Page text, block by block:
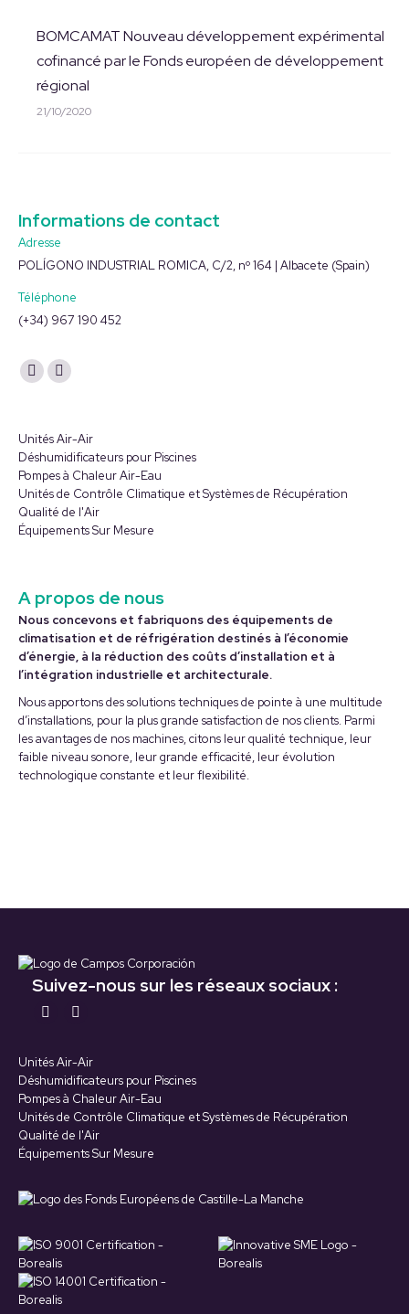
BOMCAMAT Nouveau développement expérimental
cofinancé par le Fonds européen de développement
régional
21/10/2020
Informations de contact
Adresse
POLÍGONO INDUSTRIAL ROMICA, C/2, nº 164 | Albacete (Spain)
Téléphone
(+34) 967 190 452
Trouvez nous sur :
La
s'ouvre
dans
une
nouvelle
La
s'ouvre
dans
une
nouvelle
Unités Air-Air
Déshumidificateurs pour Piscines
Pompes à Chaleur Air-Eau
Unités de Contrôle Climatique et Systèmes de Récupération
Qualité de l'Air
Équipements Sur Mesure
A propos de nous
Nous concevons et fabriquons des équipements de
climatisation et de réfrigération destinés à l’économie
d’énergie, à la réduction des coûts d’installation et à
l’intégration industrielle et architecturale.
Nous apportons des solutions techniques de pointe à une multitude
d’installations, pour la plus grande satisfaction de nos clients. Parmi
les avantages de nos machines, citons leur qualité technique, leur
faible niveau sonore, leur grande efficacité, leur évolution
technologique constante et leur flexibilité.
Suivez-nous sur les réseaux sociaux :
Retrouvez-nous sur :
YouTube
s'ouvre
dans
une
LinkedIn
s'ouvre
dans
une
Unités Air-Air
Déshumidificateurs pour Piscines
Pompes à Chaleur Air-Eau
Unités de Contrôle Climatique et Systèmes de Récupération
Qualité de l'Air
Équipements Sur Mesure